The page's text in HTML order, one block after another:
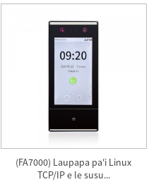
(FA7000) Laupapa pa'i Linux
TCP/IP e le susu...